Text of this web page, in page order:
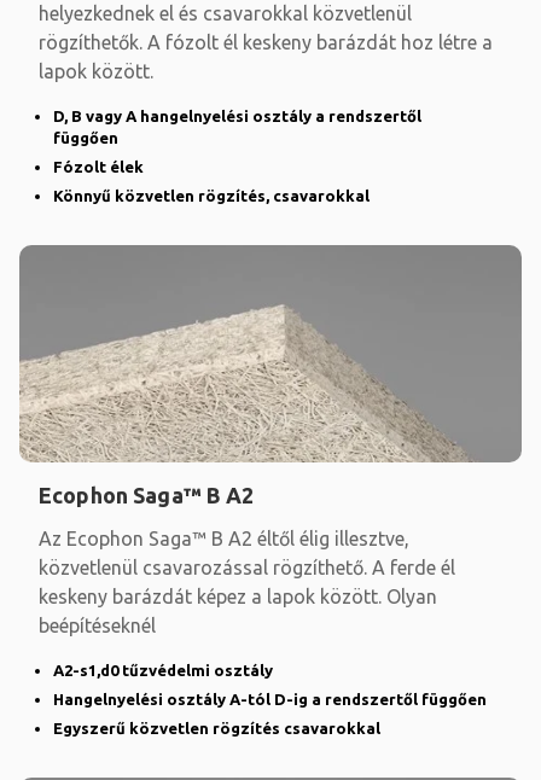
helyezkednek el és csavarokkal közvetlenül
rögzíthetők. A fózolt él keskeny barázdát hoz létre a
lapok között.
D, B vagy A hangelnyelési osztály a rendszertől
függően
Fózolt élek
Könnyű közvetlen rögzítés, csavarokkal
Ecophon Saga™ B A2
Az Ecophon Saga™ B A2 éltől élig illesztve,
közvetlenül csavarozással rögzíthető. A ferde él
keskeny barázdát képez a lapok között. Olyan
beépítéseknél
A2-s1,d0 tűzvédelmi osztály
Hangelnyelési osztály A-tól D-ig a rendszertől függően
Egyszerű közvetlen rögzítés csavarokkal